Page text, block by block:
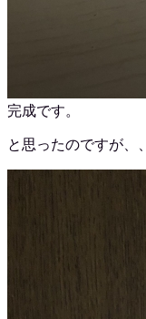
完成です。
と思ったのですが、、